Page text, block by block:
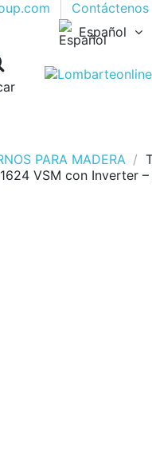
Contáctenos
Español
PARA MADERA
VSM con Inverter